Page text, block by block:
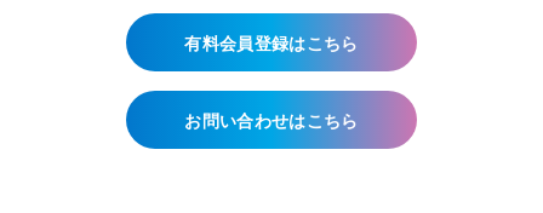
有料会員登録はこちら
お問い合わせはこちら